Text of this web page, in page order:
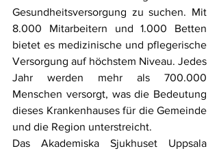
Gesundheitsversorgung zu suchen. Mit
8.000 Mitarbeitern und 1.000 Betten
bietet es medizinische und pflegerische
Versorgung auf höchstem Niveau. Jedes
Jahr werden mehr als 700.000
Menschen versorgt, was die Bedeutung
dieses Krankenhauses für die Gemeinde
und die Region unterstreicht.
Das Akademiska Sjukhuset Uppsala